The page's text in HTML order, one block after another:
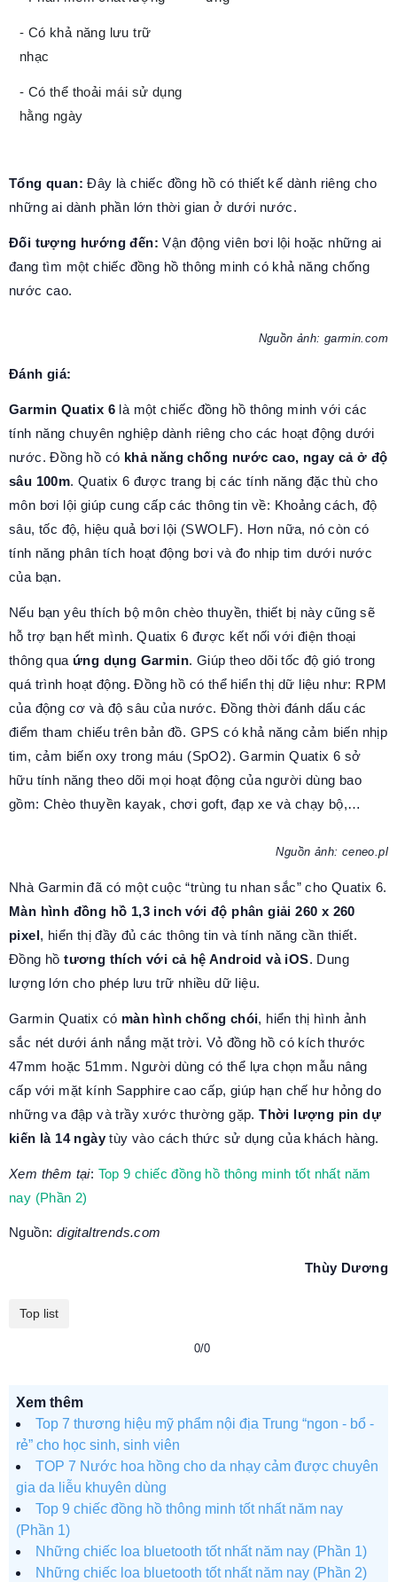
- Có khả năng lưu trữ
nhạc
- Có thể thoải mái sử dụng
hằng ngày
Tổng quan:Đây là chiếc đồng hồ có thiết kế dành riêng cho
những ai dành phần lớn thời gian ở dưới nước.
Đối tượng hướng đến: Vận động viên bơi lội hoặc những ai
đang tìm một chiếc đồng hồ thông minh có khả năng chống
nước cao.
Nguồn ảnh: garmin.com
Đánh giá:
Garmin Quatix 6 là một chiếc đồng hồ thông minh với các
tính năng chuyên nghiệp dành riêng cho các hoạt động dưới
nước. Đồng hồ có khả năng chống nước cao, ngay cả ở độ
sâu 100m. Quatix 6 được trang bị các tính năng đặc thù cho
môn bơi lội giúp cung cấp các thông tin về: Khoảng cách, độ
sâu, tốc độ, hiệu quả bơi lội (SWOLF). Hơn nữa, nó còn có
tính năng phân tích hoạt động bơi và đo nhịp tim dưới nước
của bạn.
Nếu bạn yêu thích bộ môn chèo thuyền, thiết bị này cũng sẽ
hỗ trợ bạn hết mình. Quatix 6 được kết nối với điện thoại
thông qua ứng dụng Garmin. Giúp theo dõi tốc độ gió trong
quá trình hoạt động. Đồng hồ có thể hiển thị dữ liệu như: RPM
của động cơ và độ sâu của nước. Đồng thời đánh dấu các
điểm tham chiếu trên bản đồ. GPS có khả năng cảm biến nhịp
tim, cảm biến oxy trong máu (SpO2). Garmin Quatix 6 sở
hữu tính năng theo dõi mọi hoạt động của người dùng bao
gồm: Chèo thuyền kayak, chơi goft, đạp xe và chạy bộ,…
Nguồn ảnh: ceneo.pl
Nhà Garmin đã có một cuộc “trùng tu nhan sắc” cho Quatix 6.
Màn hình đồng hồ 1,3 inch với độ phân giải 260 x 260
pixel, hiển thị đầy đủ các thông tin và tính năng cần thiết.
Đồng hồtương thích với cả hệ Android và iOS. Dung
lượng lớn cho phép lưu trữ nhiều dữ liệu.
Garmin Quatix có màn hình chống chói, hiển thị hình ảnh
sắc nét dưới ánh nắng mặt trời. Vỏ đồng hồ có kích thước
47mm hoặc 51mm. Người dùng có thể lựa chọn mẫu nâng
cấp với mặt kính Sapphire cao cấp, giúp hạn chế hư hỏng do
những va đập và trầy xước thường gặp.Thời lượng pin dự
kiến là 14 ngày tùy vào cách thức sử dụng của khách hàng.
Xem thêm tại: Top 9 chiếc đồng hồ thông minh tốt nhất năm
nay (Phần 2)
Nguồn: digitaltrends.com
Thùy Dương
Top list
0/0
Xem thêm
Top 7 thương hiệu mỹ phẩm nội địa Trung “ngon - bổ -
rẻ” cho học sinh, sinh viên
TOP 7 Nước hoa hồng cho da nhạy cảm được chuyên
gia da liễu khuyên dùng
Top 9 chiếc đồng hồ thông minh tốt nhất năm nay
(Phần 1)
Những chiếc loa bluetooth tốt nhất năm nay (Phần 1)
Những chiếc loa bluetooth tốt nhất năm nay (Phần 2)